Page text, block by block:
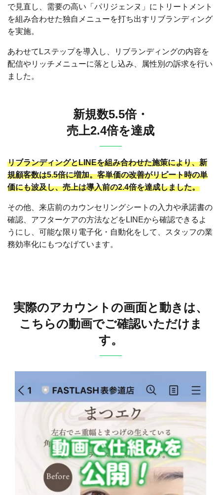
で見直し、需要の高い「パリジェンヌ」にトリートメント
を組み合わせた独自メニューを打ち出すリブランディング
を実施。
あわせてLステップを導入し、リブランディングの内容を
配信やリッチメニューに落とし込み、属性別の訴求を行い
ました。
新規数5.5倍・
売上2.4倍を達成
リブランディングとLINEを組み合わせた施策により、新
規顧客数は5.5倍に増加。客単価の改善がリピート時の単
価にも波及し、売上は導入前の2.4倍を達成しました。
その他、来店前のカウンセリングシートの入力や承諾書の
確認、アフターケアの方法などをLINEから確認できるよ
うにし、可能な限り電子化・自動化をして、スタッフの業
務効率化にもつなげています。
実際のアカウントの画面と動きは、
こちらの動画でご確認いただけま
す。